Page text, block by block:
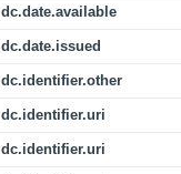
dc.date.available
dc.date.issued
dc.identifier.other
dc.identifier.uri
dc.identifier.uri